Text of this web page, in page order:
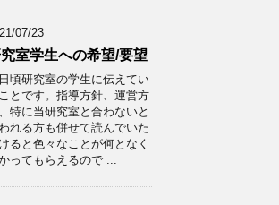
07/23
室学生への希望/要望
頃研究室の学生に伝えてい
とです。指導方針、運営方
特に当研究室と合わないと
れる方も併せて読んでいた
ると色々なことが何となく
ってもらえるので ...